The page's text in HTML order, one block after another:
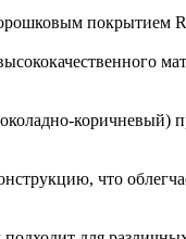
покрытием
что